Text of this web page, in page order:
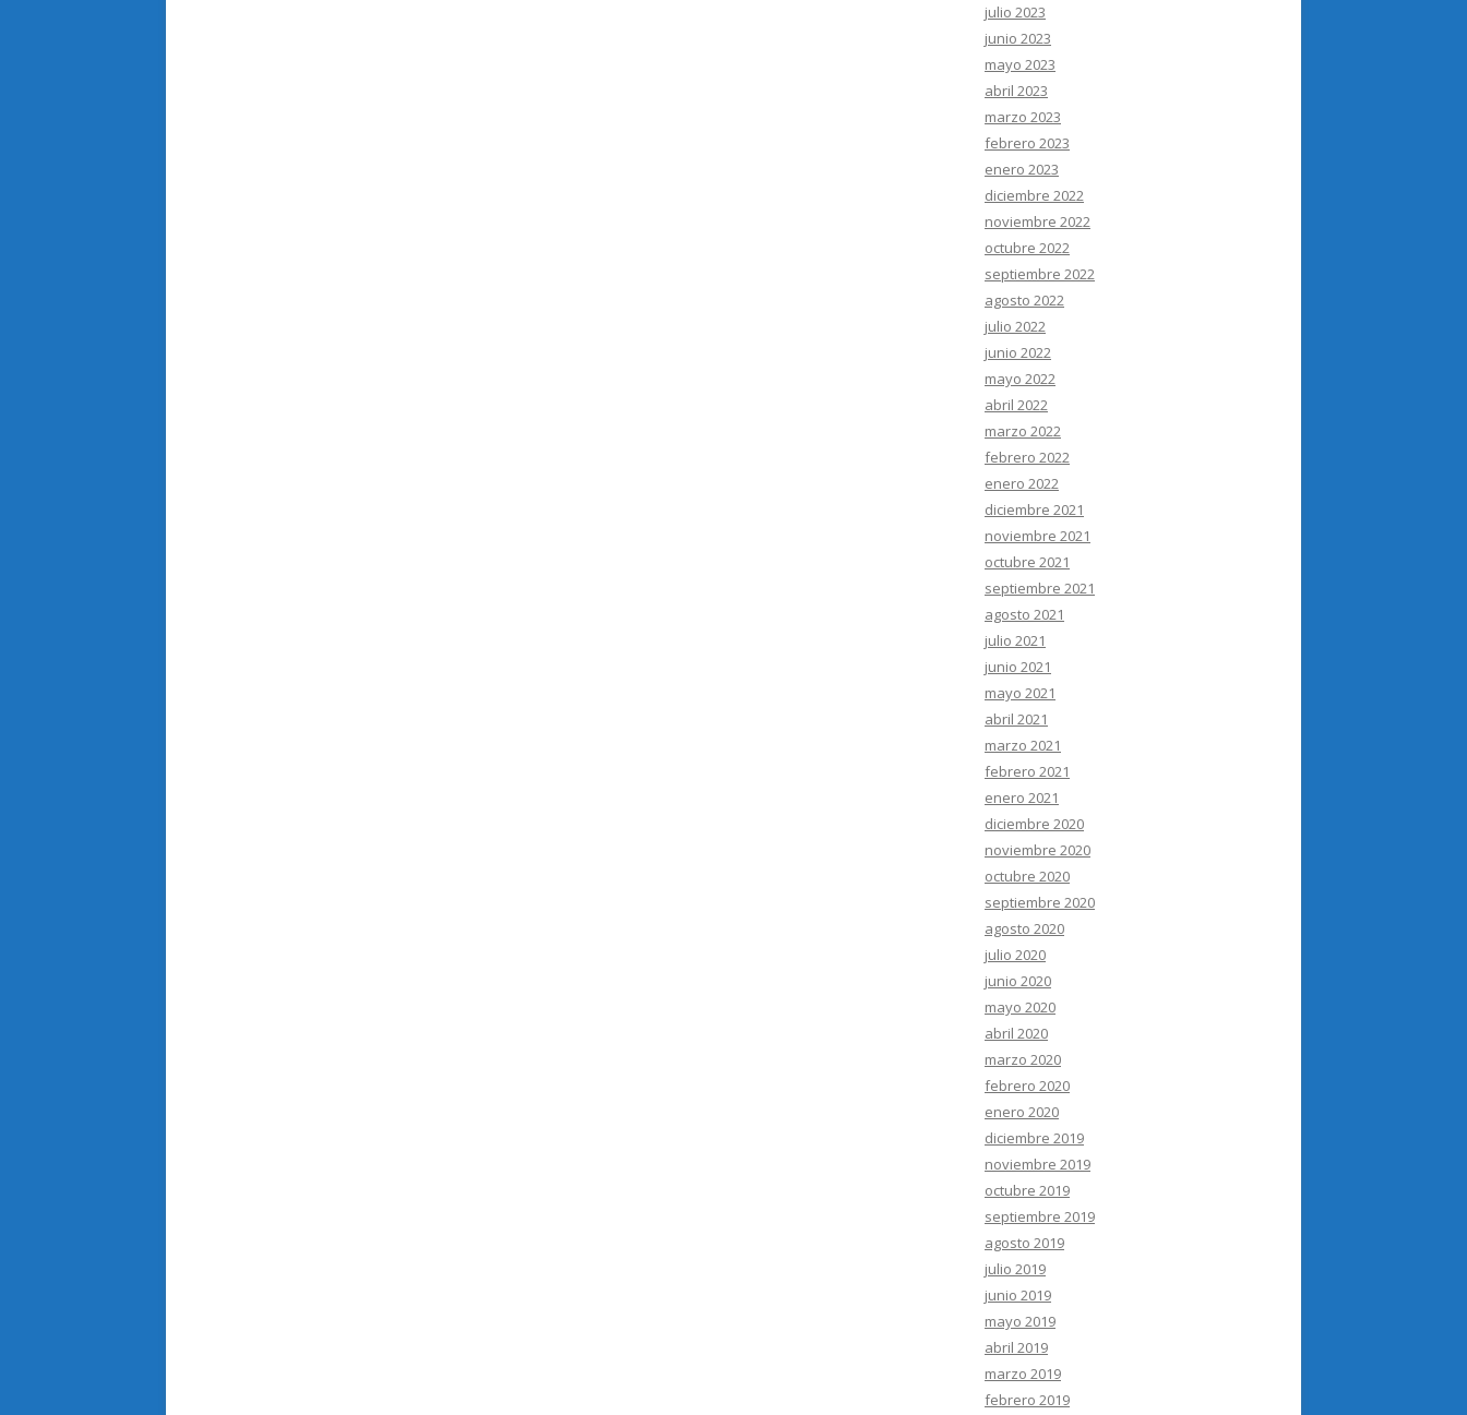
julio 2023
junio 2023
mayo 2023
abril 2023
marzo 2023
febrero 2023
enero 2023
diciembre 2022
noviembre 2022
octubre 2022
septiembre 2022
agosto 2022
julio 2022
junio 2022
mayo 2022
abril 2022
marzo 2022
febrero 2022
enero 2022
diciembre 2021
noviembre 2021
octubre 2021
septiembre 2021
agosto 2021
julio 2021
junio 2021
mayo 2021
abril 2021
marzo 2021
febrero 2021
enero 2021
diciembre 2020
noviembre 2020
octubre 2020
septiembre 2020
agosto 2020
julio 2020
junio 2020
mayo 2020
abril 2020
marzo 2020
febrero 2020
enero 2020
diciembre 2019
noviembre 2019
octubre 2019
septiembre 2019
agosto 2019
julio 2019
junio 2019
mayo 2019
abril 2019
marzo 2019
febrero 2019